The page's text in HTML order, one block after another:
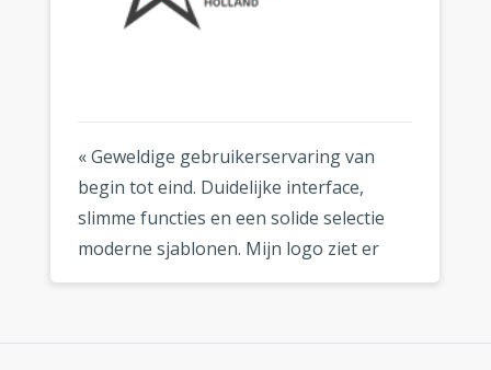
« Geweldige gebruikerservaring van
begin tot eind. Duidelijke interface,
slimme functies en een solide selectie
moderne sjablonen. Mijn logo ziet er
fantastisch uit, waar ik het ook gebruik.